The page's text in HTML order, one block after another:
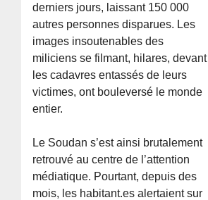
derniers jours, laissant 150 000
autres personnes disparues. Les
images insoutenables des
miliciens se filmant, hilares, devant
les cadavres entassés de leurs
victimes, ont bouleversé le monde
entier.
Le Soudan s’est ainsi brutalement
retrouvé au centre de l’attention
médiatique. Pourtant, depuis des
mois, les habitant.es alertaient sur